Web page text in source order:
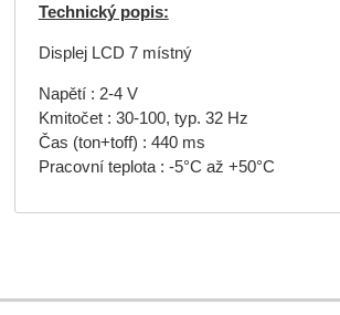
Technický popis:
Displej LCD 7 místný
Napětí : 2-4 V
Kmitočet : 30-100, typ. 32 Hz
Čas (ton+toff) : 440 ms
Pracovní teplota : -5°C až +50°C